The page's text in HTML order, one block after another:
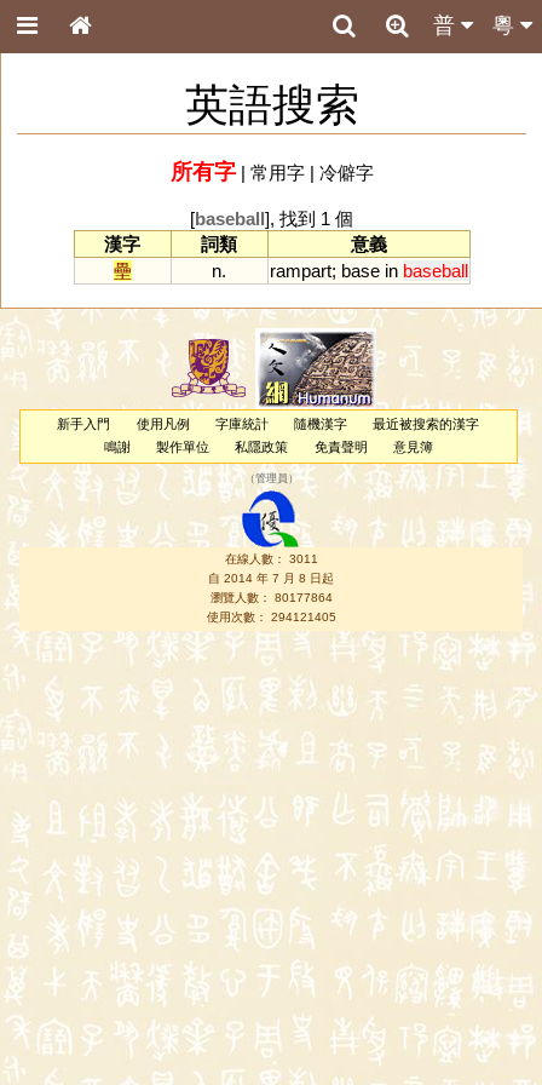
粵
普
英語搜索
所有字| 常用字| 冷僻字
[baseball], 找到 1 個
漢字
詞類
意義
壘
n. rampart; base in baseball
新手入門 使用凡例 字庫統計 隨機漢字
最近被搜索的漢字
鳴謝
製作單位 私隱政策 免責聲明 意見簿
（管理員 ）
在線人數： 3011
自 2014 年 7 月 8 日起
瀏覽人數： 80177864
使用次數： 294121405